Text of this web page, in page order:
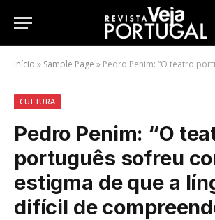
Início » Sample Page » Pedro Penim: “O teatro português sofreu com o
CULTURA
Pedro Penim: “O
português sofreu
estigma de que a
difícil de